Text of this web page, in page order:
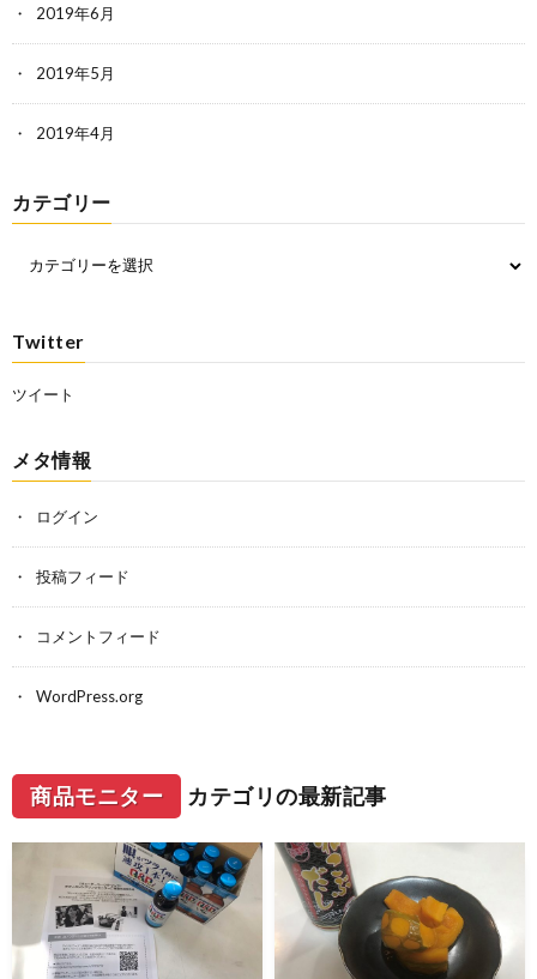
2019年6月
2019年5月
2019年4月
カテゴリー
Twitter
ツイート
メタ情報
ログイン
投稿フィード
コメントフィード
WordPress.org
商品モニター カテゴリの最新記事